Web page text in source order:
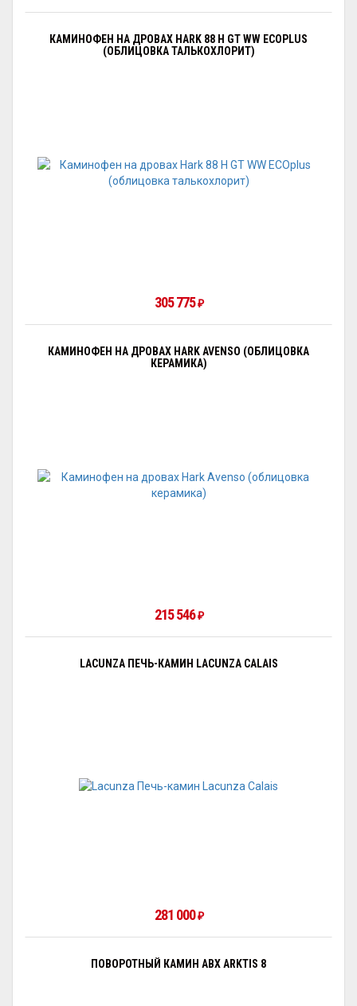
КАМИНОФЕН НА ДРОВАХ HARK 88 H GT WW ECOPLUS
(ОБЛИЦОВКА ТАЛЬКОХЛОРИТ)
305 775 ₽
КАМИНОФЕН НА ДРОВАХ HARK AVENSO (ОБЛИЦОВКА
КЕРАМИКА)
215 546 ₽
LACUNZA ПЕЧЬ-КАМИН LACUNZA CALAIS
281 000 ₽
ПОВОРОТНЫЙ КАМИН ABX ARKTIS 8